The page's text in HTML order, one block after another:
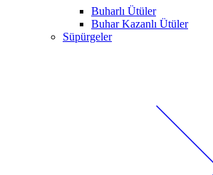
Buharlı Ütüler
Buhar Kazanlı Ütüler
Süpürgeler